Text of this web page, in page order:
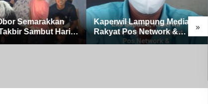
»
Semarakkan
Sambut Hari
1447 H – 2026
Kaperwil Lampung Media
Rakyat Pos Network &
Risalahpos